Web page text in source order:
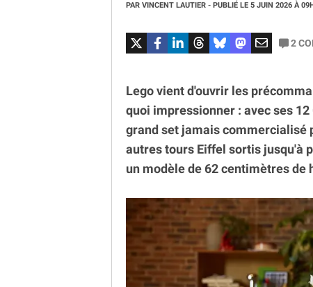
PAR VINCENT LAUTIER - PUBLIÉ LE 5 JUIN 2026 À
2
Lego vient d'ouvrir les
quoi impressionner : avec ses
grand set jamais commercialisé
autres tours Eiffel sortis jusqu'à
un modèle de 62 centimètres de